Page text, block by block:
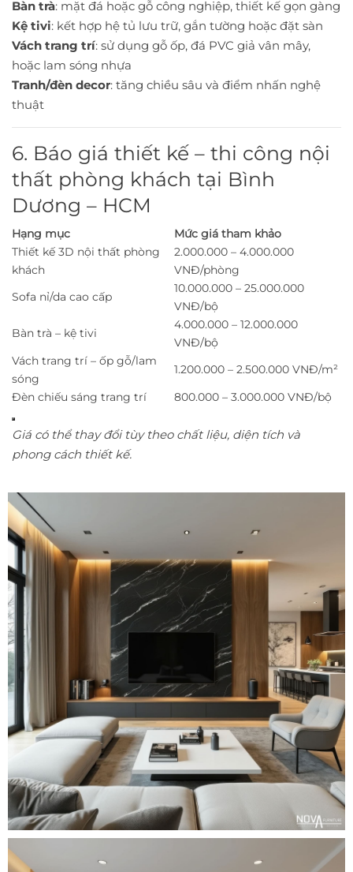
Bàn trà: mặt đá hoặc gỗ công nghiệp, thiết kế gọn gàng
Kệ tivi: kết hợp hệ tủ lưu trữ, gắn tường hoặc đặt sàn
Vách trang trí: sử dụng gỗ ốp, đá PVC giả vân mây,
hoặc lam sóng nhựa
Tranh/đèn decor: tăng chiều sâu và điểm nhấn nghệ
thuật
6. Báo giá thiết kế – thi công nội
thất phòng khách tại Bình
Dương – HCM
Hạng mục
Mức giá tham khảo
Thiết kế 3D nội thất phòng
khách
2.000.000 – 4.000.000
VNĐ/phòng
Sofa nỉ/da cao cấp
10.000.000 – 25.000.000
VNĐ/bộ
Bàn trà – kệ tivi
4.000.000 – 12.000.000
VNĐ/bộ
Vách trang trí – ốp gỗ/lam
sóng
1.200.000 – 2.500.000 VNĐ/m²
Đèn chiếu sáng trang trí
800.000 – 3.000.000 VNĐ/bộ
Giá có thể thay đổi tùy theo chất liệu, diện tích và
phong cách thiết kế.